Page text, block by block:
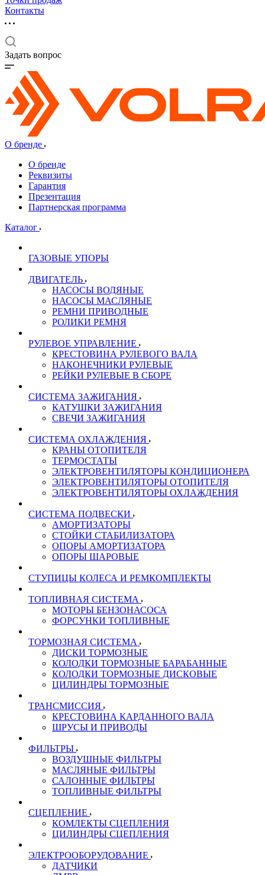
Контакты
Задать вопрос
О бренде
О бренде
Реквизиты
Гарантия
Презентация
Партнерская программа
Каталог
ГАЗОВЫЕ УПОРЫ
ДВИГАТЕЛЬ
НАСОСЫ ВОДЯНЫЕ
НАСОСЫ МАСЛЯНЫЕ
РЕМНИ ПРИВОДНЫЕ
РОЛИКИ РЕМНЯ
РУЛЕВОЕ УПРАВЛЕНИЕ
КРЕСТОВИНА РУЛЕВОГО ВАЛА
НАКОНЕЧНИКИ РУЛЕВЫЕ
РЕЙКИ РУЛЕВЫЕ В СБОРЕ
СИСТЕМА ЗАЖИГАНИЯ
КАТУШКИ ЗАЖИГАНИЯ
СВЕЧИ ЗАЖИГАНИЯ
СИСТЕМА ОХЛАЖДЕНИЯ
КРАНЫ ОТОПИТЕЛЯ
ТЕРМОСТАТЫ
ЭЛЕКТРОВЕНТИЛЯТОРЫ КОНДИЦИОНЕРА
ЭЛЕКТРОВЕНТИЛЯТОРЫ ОТОПИТЕЛЯ
ЭЛЕКТРОВЕНТИЛЯТОРЫ ОХЛАЖДЕНИЯ
СИСТЕМА ПОДВЕСКИ
АМОРТИЗАТОРЫ
СТОЙКИ СТАБИЛИЗАТОРА
ОПОРЫ АМОРТИЗАТОРА
ОПОРЫ ШАРОВЫЕ
СТУПИЦЫ КОЛЕСА И РЕМКОМПЛЕКТЫ
ТОПЛИВНАЯ СИСТЕМА
МОТОРЫ БЕНЗОНАСОСА
ФОРСУНКИ ТОПЛИВНЫЕ
ТОРМОЗНАЯ СИСТЕМА
ДИСКИ ТОРМОЗНЫЕ
КОЛОДКИ ТОРМОЗНЫЕ БАРАБАННЫЕ
КОЛОДКИ ТОРМОЗНЫЕ ДИСКОВЫЕ
ЦИЛИНДРЫ ТОРМОЗНЫЕ
ТРАНСМИССИЯ
КРЕСТОВИНА КАРДАННОГО ВАЛА
ШРУСЫ И ПРИВОДЫ
ФИЛЬТРЫ
ВОЗДУШНЫЕ ФИЛЬТРЫ
МАСЛЯНЫЕ ФИЛЬТРЫ
САЛОННЫЕ ФИЛЬТРЫ
ТОПЛИВНЫЕ ФИЛЬТРЫ
СЦЕПЛЕНИЕ
КОМЛЕКТЫ СЦЕПЛЕНИЯ
ЦИЛИНДРЫ СЦЕПЛЕНИЯ
ЭЛЕКТРООБОРУДОВАНИЕ
ДАТЧИКИ